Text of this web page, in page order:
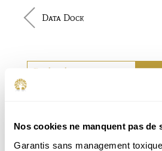
Nos cookies ne manquent pas de
Garantis sans management
Data Dock